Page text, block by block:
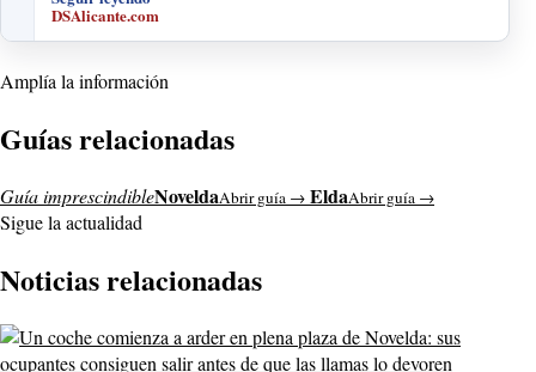
DSAlicante.com
Amplía la información
Guías relacionadas
Guía imprescindibleNoveldaAbrir guía → EldaAbrir guía →
Sigue la actualidad
Noticias relacionadas